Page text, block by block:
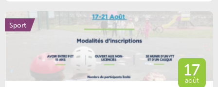
Sport
17
août